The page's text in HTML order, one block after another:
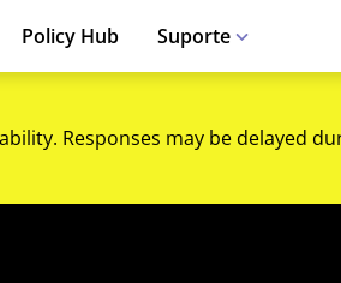
Policy Hub Suporte
Responses may be delayed